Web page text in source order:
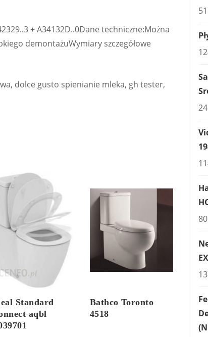
+ A34132D..0Dane techniczne:Można
demontażuWymiary szczegółowe
dolce gusto spienianie mleka, gh tester,
Standard
aqbl
Bathco Toronto
4518